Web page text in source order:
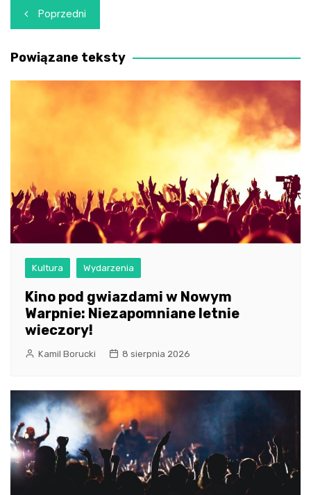
Nawigacja
wpisu
Poprzedni
Powiązane teksty
Kultura Wydarzenia
Kino pod gwiazdami w Nowym
Warpnie: Niezapomniane letnie
wieczory!
Kamil Borucki 8 sierpnia 2026